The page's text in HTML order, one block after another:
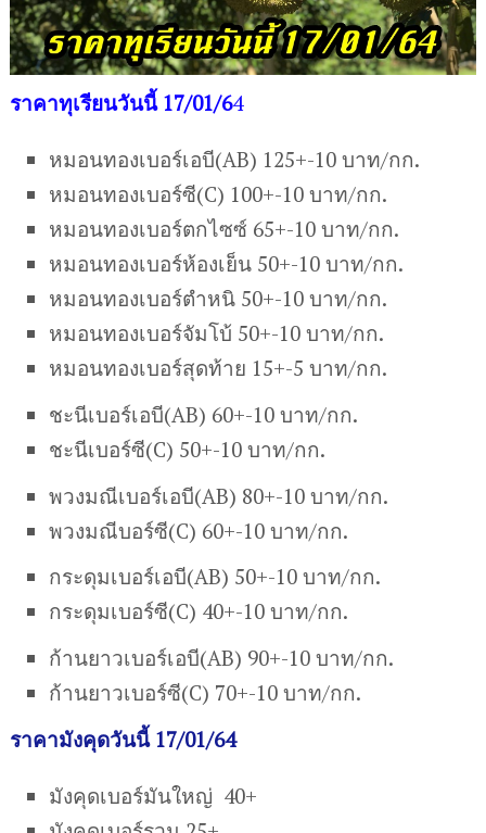
ราคาทุเรียนวันนี้ 17/01/64
หมอนทองเบอร์เอบี(AB) 125+-10 บาท/กก.
หมอนทองเบอร์ซี(C) 100+-10 บาท/กก.
หมอนทองเบอร์ตกไซซ์ 65+-10 บาท/กก.
หมอนทองเบอร์ห้องเย็น 50+-10 บาท/กก.
หมอนทองเบอร์ตำหนิ 50+-10 บาท/กก.
หมอนทองเบอร์จัมโบ้ 50+-10 บาท/กก.
หมอนทองเบอร์สุดท้าย 15+-5 บาท/กก.
ชะนีเบอร์เอบี(AB) 60+-10 บาท/กก.
ชะนีเบอร์ซี(C) 50+-10 บาท/กก.
พวงมณีเบอร์เอบี(AB) 80+-10 บาท/กก.
พวงมณีบอร์ซี(C) 60+-10 บาท/กก.
กระดุมเบอร์เอบี(AB) 50+-10 บาท/กก.
กระดุมเบอร์ซี(C) 40+-10 บาท/กก.
ก้านยาวเบอร์เอบี(AB) 90+-10 บาท/กก.
ก้านยาวเบอร์ซี(C) 70+-10 บาท/กก.
ราคามังคุดวันนี้ 17/01/64
มังคุดเบอร์มันใหญ่ 40+